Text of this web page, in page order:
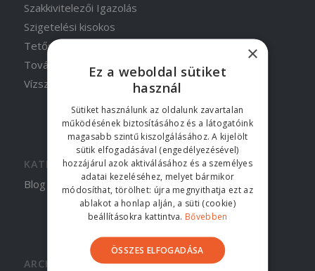
Szakkivitelezői Igazolás
Szigetelési kisokos
Tetőszigetelés
További munkáink
Vízszigetelés
KATEGÓRIÁK
Blog
ARCHÍVUM
×
Ez a weboldal sütiket
használ
Sütiket használunk az oldalunk zavartalan
működésének biztosításához és a látogatóink
magasabb szintű kiszolgálásához. A kijelölt
sütik elfogadásával (engedélyezésével)
hozzájárul azok aktiválásához és a személyes
adatai kezeléséhez, melyet bármikor
módosíthat, törölhet: újra megnyithatja ezt az
ablakot a honlap alján, a süti (cookie)
beállításokra kattintva. Bővebben
ÖSSZES ELFOGADÁSA